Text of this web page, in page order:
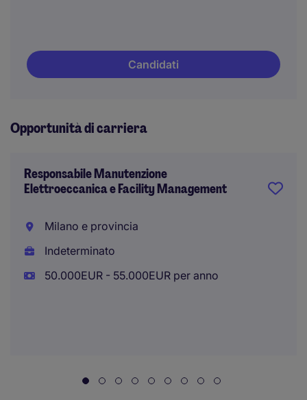
Candidati
Opportunità di carriera
Responsabile Manutenzione
Elettroeccanica e Facility Management
Milano e provincia
Indeterminato
50.000EUR - 55.000EUR per anno